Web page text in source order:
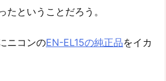
たということだろう。
ニコンのEN-EL15の純正品をイカ